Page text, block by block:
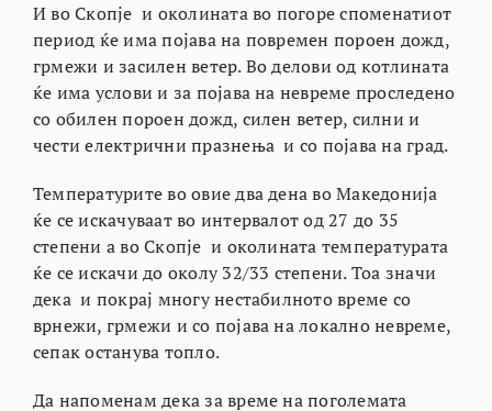
И во Скопје и околината во погоре споменатиот
период ќе има појава на повремен пороен дожд,
грмежи и засилен ветер. Во делови од котлината
ќе има услови и за појава на невреме проследено
со обилен пороен дожд, силен ветер, силни и
чести електрични празнења и со појава на град.
Температурите во овие два дена во Македонија
ќе се искачуваат во интервалот од 27 до 35
степени а во Скопје и околината температурата
ќе се искачи до околу 32/33 степени. Тоа значи
дека и покрај многу нестабилното време со
врнежи, грмежи и со појава на локално невреме,
сепак останува топло.
Да напоменам дека за време на поголемата